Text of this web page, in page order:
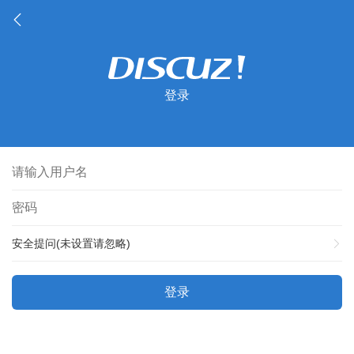
登录
安全提问(未设置请忽略)
登录